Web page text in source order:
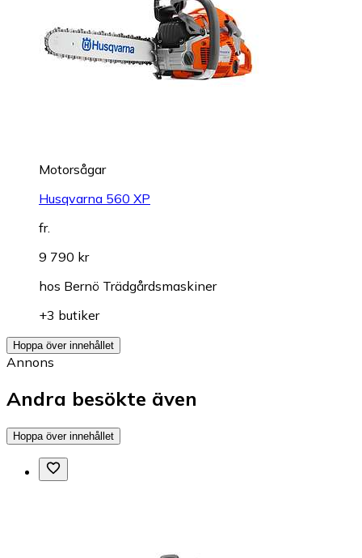
Motorsågar
Husqvarna 560 XP
fr.
9 790 kr
hos Bernö Trädgårdsmaskiner
+3 butiker
Hoppa över innehållet
Annons
Andra besökte även
Hoppa över innehållet